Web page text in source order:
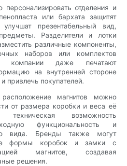
отделения и
или бархата защитят
презентабельный вид,
Разделители и лотки
различные компоненты,
наборов или комплектов
компании даже печатают
на внутренней стороне
привлечь покупателей.
магнитов можно
от размера коробки и веса её
возможность
функциональность и
вида. Бренды также могут
формы коробок и замки с
магнитов, создавая
решения.